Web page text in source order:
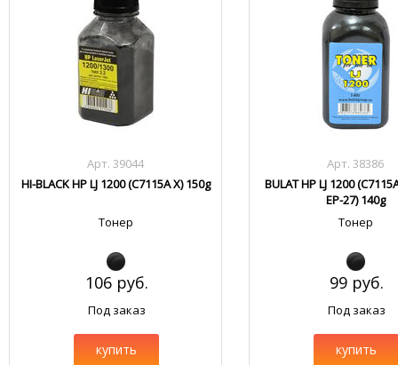
Арт. 39044
HI-BLACK HP LJ 1200 (C7115A X) 150g
Тонер
106 руб.
Под заказ
купить
Арт. 38386
BULAT HP LJ 1200
EP-27) 140g
Тонер
99 руб.
Под заказ
купить